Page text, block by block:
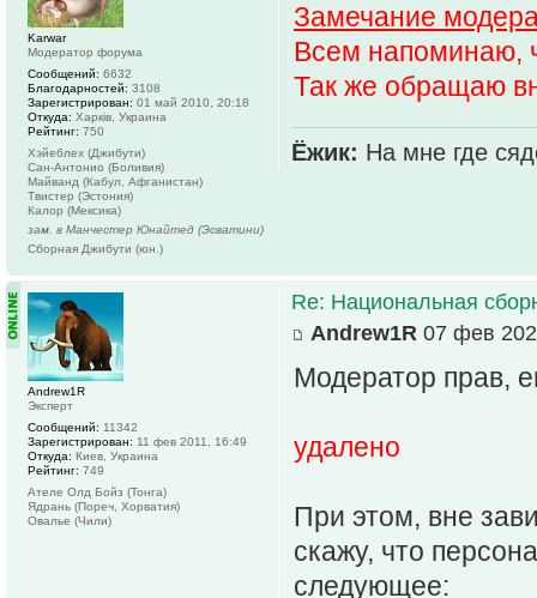
Замечание
Всем напоминаю,
Так же обращаю
Ёжик: На мне где
Karwar
Модератор форума
Сообщений: 6632
Благодарностей: 3108
Зарегистрирован: 01 май 2010, 20:18
Откуда: Харків, Украина
Рейтинг: 750
Хэйеблех (Джибути)
Сан-Антонио (Боливия)
Майванд (Кабул, Афганистан)
Твистер (Эстония)
Калор (Мексика)
зам. в Манчестер Юнайтед (Эсватини)
Сборная Джибути (юн.)
Re: Национальная
Andrew1R 07 фев
Модератор прав,
удалено
При этом, вне
скажу, что
следующее:
Andrew1R
Эксперт
Сообщений: 11342
Зарегистрирован: 11 фев 2011, 16:49
Откуда: Киев, Украина
Рейтинг: 749
Ателе Олд Бойз (Тонга)
Ядрань (Пореч, Хорватия)
Овалье (Чили)